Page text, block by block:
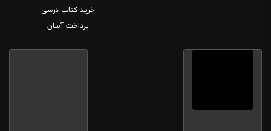
خرید کتاب درسی
پرداخت آسان